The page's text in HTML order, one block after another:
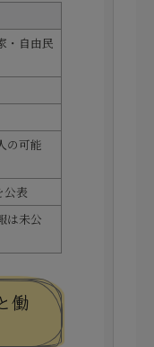
・自由民
の可能
公表
は未公
働